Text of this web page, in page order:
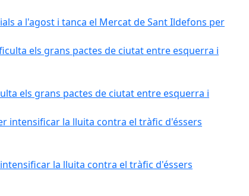
a l'agost i tanca el Mercat de Sant Ildefons per
els grans pactes de ciutat entre esquerra i
la lluita contra el tràfic d'éssers